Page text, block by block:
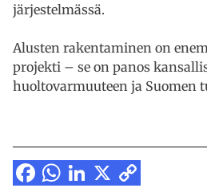
järjestelmässä.
Alusten rakentaminen on
projekti – se on panos
huoltovarmuuteen ja Suomen